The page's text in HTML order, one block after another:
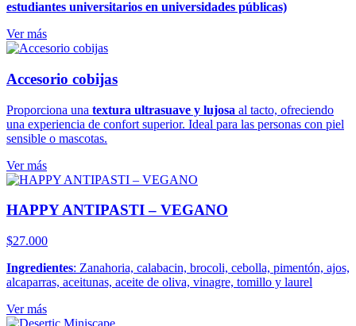
estudiantes universitarios en universidades públicas)
Ver más
Accesorio cobijas
Proporciona una textura ultrasuave y lujosa al tacto, ofreciendo
una experiencia de confort superior. Ideal para las personas con piel
sensible o mascotas.
Ver más
HAPPY ANTIPASTI – VEGANO
$27.000
Ingredientes: Zanahoria, calabacin, brocoli, cebolla, pimentón, ajos,
alcaparras, aceitunas, aceite de oliva, vinagre, tomillo y laurel
Ver más